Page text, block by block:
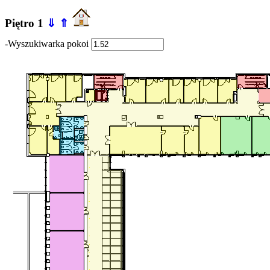
Piętro 1 ⇓ ⇑
-Wyszukiwarka pokoi